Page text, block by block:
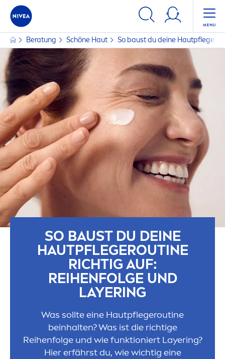
Beratung Schöne Haut So baust du deine
SO BAUST DU DEINE
HAUTPFLEGEROUTINE
RICHTIG AUF:
REIHENFOLGE UND
LAYERING
Was sollte eine Hautpflegeroutine
beinhalten? Was ist die richtige
Reihenfolge und wie funktioniert Layering?
Hier erfährst du, wie wichtig eine